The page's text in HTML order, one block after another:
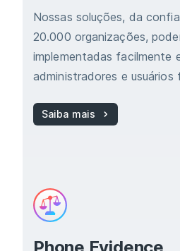
Nossas soluções, da
20.000 organizações,
implementadas facilmente
administradores e usuários
Saiba mais